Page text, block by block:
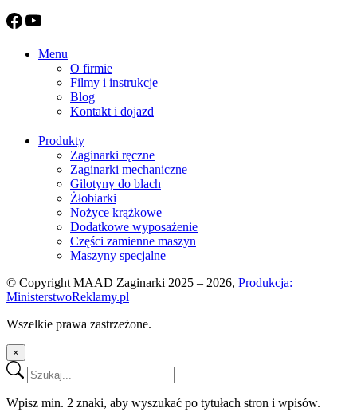
Menu
O firmie
Filmy i instrukcje
Blog
Kontakt i dojazd
Produkty
Zaginarki ręczne
Zaginarki mechaniczne
Gilotyny do blach
Żłobiarki
Nożyce krążkowe
Dodatkowe wyposażenie
Części zamienne maszyn
Maszyny specjalne
© Copyright MAAD Zaginarki 2025 – 2026, Produkcja:
MinisterstwoReklamy.pl
Wszelkie prawa zastrzeżone.
×
Wpisz min. 2 znaki, aby wyszukać po tytułach stron i wpisów.